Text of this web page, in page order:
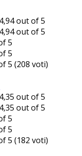
(208 voti)
(182 voti)